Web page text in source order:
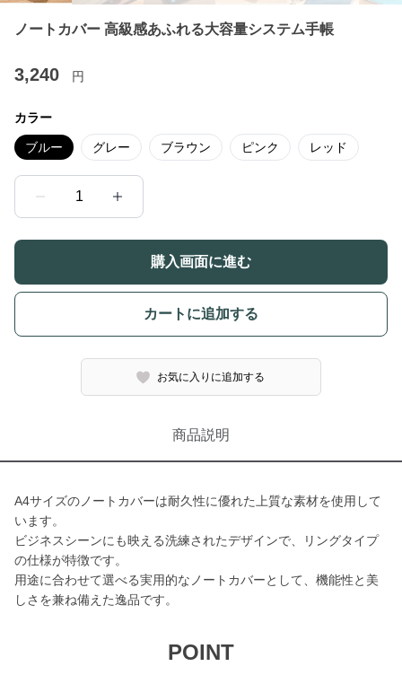
ノートカバー 高級感あふれる大容量システム手帳
3,240 円
カラー
ブルー グレー ブラウン ピンク レッド
1
購入画面に進む
カートに追加する
お気に入りに追加する
商品説明
A4サイズのノートカバーは耐久性に優れた上質な素材を使用して
います。
ビジネスシーンにも映える洗練されたデザインで、リングタイプ
の仕様が特徴です。
用途に合わせて選べる実用的なノートカバーとして、機能性と美
しさを兼ね備えた逸品です。
POINT